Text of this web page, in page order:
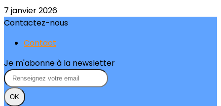
7 janvier 2026
Contactez-nous
Contact
Je m'abonne à la newsletter
OK